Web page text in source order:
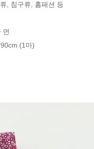
, 침구류, 홈패션 등
면
(1마)